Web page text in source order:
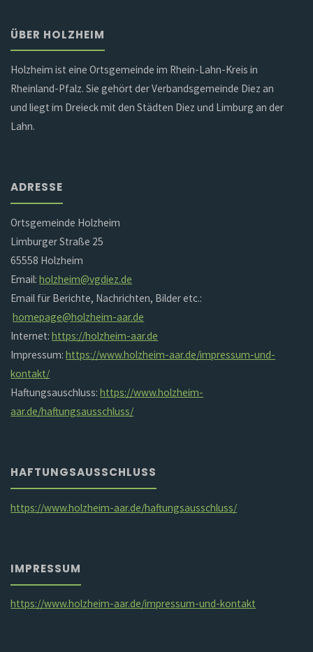
ÜBER HOLZHEIM
Holzheim ist eine Ortsgemeinde im Rhein-Lahn-Kreis in
Rheinland-Pfalz. Sie gehört der Verbandsgemeinde Diez an
und liegt im Dreieck mit den Städten Diez und Limburg an der
Lahn.
ADRESSE
Ortsgemeinde Holzheim
Limburger Straße 25
65558 Holzheim
Email:holzheim@vgdiez.de
Email für Berichte, Nachrichten, Bilder etc.:
homepage@holzheim-aar.de
Internet:https://holzheim-aar.de
Impressum:https://www.holzheim-aar.de/impressum-und-
kontakt/
Haftungsauschluss:https://www.holzheim-
aar.de/haftungsausschluss/
HAFTUNGSAUSSCHLUSS
https://www.holzheim-aar.de/haftungsausschluss/
IMPRESSUM
https://www.holzheim-aar.de/impressum-und-kontakt